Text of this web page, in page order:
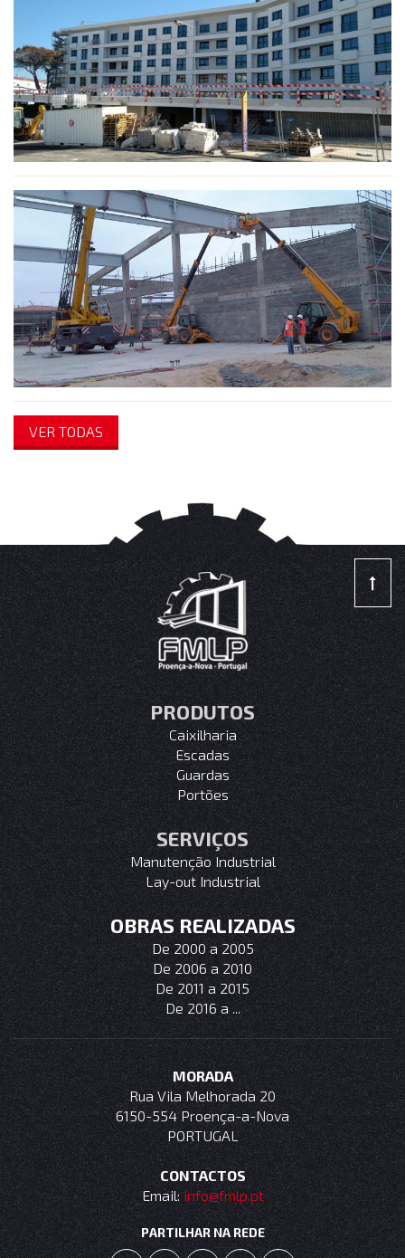
VER TODAS
PRODUTOS
Caixilharia
Escadas
Guardas
Portões
SERVIÇOS
Manutenção Industrial
Lay-out Industrial
OBRAS REALIZADAS
De 2000 a 2005
De 2006 a 2010
De 2011 a 2015
De 2016 a ...
MORADA
Rua Vila Melhorada 20
6150-554 Proença-a-Nova
PORTUGAL
CONTACTOS
Email: info@fmlp.pt
PARTILHAR NA REDE